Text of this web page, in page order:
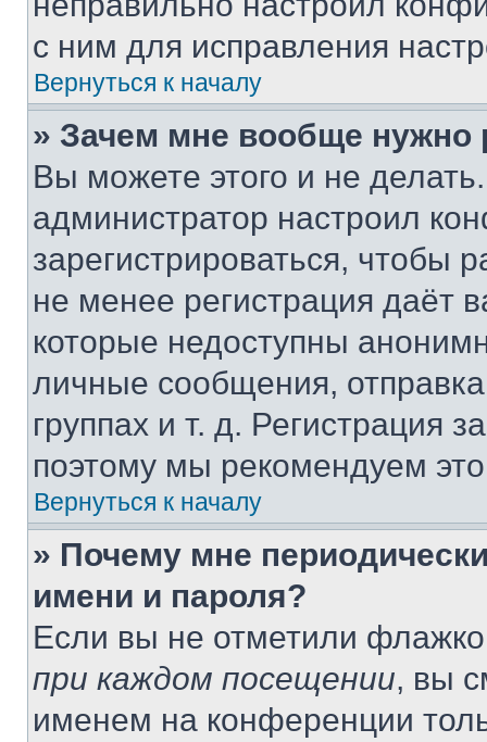
с ним для исправления
Вернуться к началу
» Зачем мне вообще нужно
Вы можете этого и не
администратор настроил
зарегистрироваться, чтобы
не менее регистрация даёт
которые недоступны
личные сообщения,
группах и т. д. Регистрация
поэтому мы рекомендуем
Вернуться к началу
» Почему мне
имени и пароля?
Если вы не отметили
при каждом посещении, вы
именем на конференции